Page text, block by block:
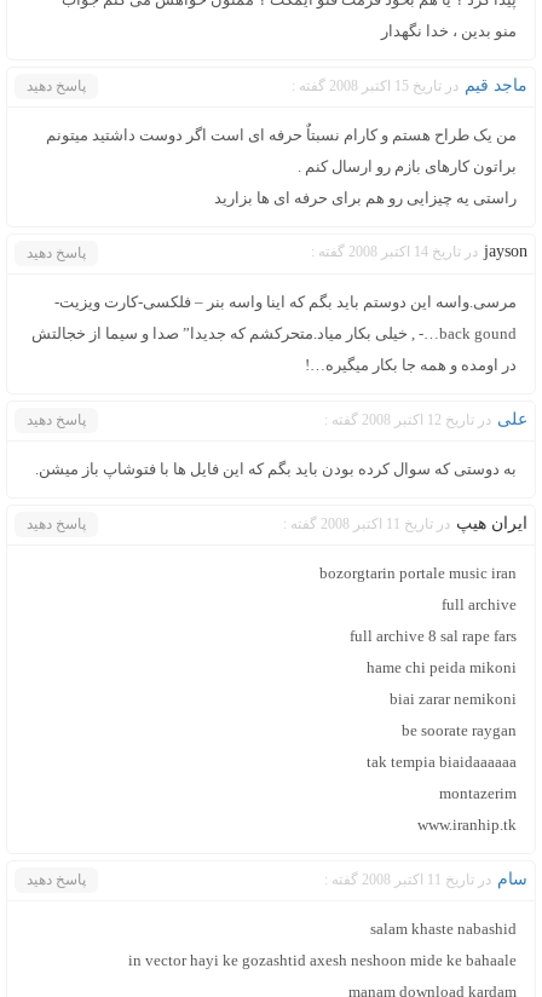
منو بدین ، خدا نگهدار
ماجد قیم در تاریخ 15 اکتبر 2008 گفته : پاسخ دهید
من یک طراح هستم و کارام نسبتاٌ حرفه ای است اگر دوست داشتید میتونم
براتون کارهای بازم رو ارسال کنم .
راستی یه چیزایی رو هم برای حرفه ای ها بزارید
jayson در تاریخ 14 اکتبر 2008 گفته : پاسخ دهید
مرسی.واسه این دوستم باید بگم که اینا واسه بنر – فلکسی-کارت ویزیت-
back gound…- , خیلی بکار میاد.متحرکشم که جدیدا” صدا و سیما از خجالتش
در اومده و همه جا بکار میگیره…!
علی در تاریخ 12 اکتبر 2008 گفته : پاسخ دهید
به دوستی که سوال کرده بودن باید بگم که این فایل ها با فتوشاپ باز میشن.
ایران هیپ در تاریخ 11 اکتبر 2008 گفته : پاسخ دهید
bozorgtarin portale music iran
full archive
full archive 8 sal rape fars
hame chi peida mikoni
biai zarar nemikoni
be soorate raygan
tak tempia biaidaaaaaa
montazerim
www.iranhip.tk
سام در تاریخ 11 اکتبر 2008 گفته : پاسخ دهید
salam khaste nabashid
in vector hayi ke gozashtid axesh neshoon mide ke bahaale
manam download kardam